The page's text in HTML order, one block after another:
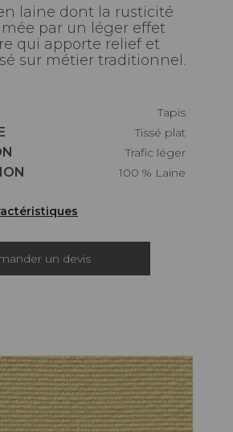
laine dont la rusticité
par un léger effet
qui apporte relief et
sur métier traditionnel.
Tapis
Tissé plat
Trafic léger
100 % Laine
un devis